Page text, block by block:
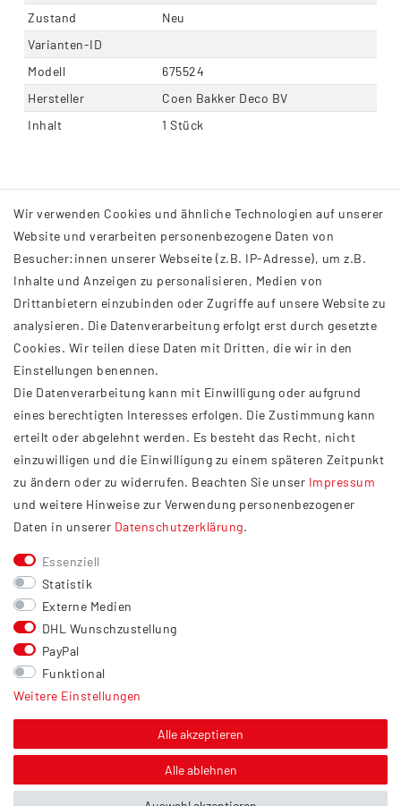
Zustand
Neu
Varianten-ID
Modell
675524
Hersteller
Coen Bakker Deco BV
Inhalt
1 Stück
INFORMATIONEN
AGB
Impressum
Datenschutzerklärung
Widerrufsrecht
Barrierefreiheit
Service
Kontakt
Versand
Zahlung
Vertrag widerrufen
Sonstiges
Hinweis zur Entsorgung von Altbatterien & Altöl
Über uns
Wir verwenden Cookies und ähnliche Technologien auf unserer
Website und verarbeiten personenbezogene Daten von
Besucher:innen unserer Webseite (z.B. IP-Adresse), um z.B.
Inhalte und Anzeigen zu personalisieren, Medien von
Drittanbietern einzubinden oder Zugriffe auf unsere Website zu
analysieren. Die Datenverarbeitung erfolgt erst durch gesetzte
Cookies. Wir teilen diese Daten mit Dritten, die wir in den
Einstellungen benennen.
Die Datenverarbeitung kann mit Einwilligung oder aufgrund
eines berechtigten Interesses erfolgen. Die Zustimmung kann
erteilt oder abgelehnt werden. Es besteht das Recht, nicht
einzuwilligen und die Einwilligung zu einem späteren Zeitpunkt
zu ändern oder zu widerrufen. Beachten Sie unser Impressum
und weitere Hinweise zur Verwendung personenbezogener
Daten in unserer Daten­schutz­erklärung.
Essenziell
Statistik
Externe Medien
DHL Wunschzustellung
PayPal
Funktional
Weitere Einstellungen
Alle akzeptieren
Alle ablehnen